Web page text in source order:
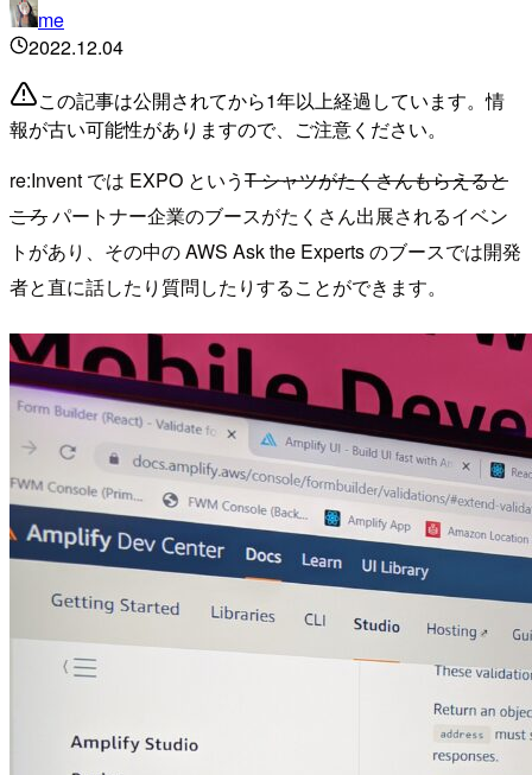
me
2022.12.04
この記事は公開されてから1年以上経過しています。情
報が古い可能性がありますので、ご注意ください。
re:Invent では EXPO というT シャツがたくさんもらえると
ころパートナー企業のブースがたくさん出展されるイベン
トがあり、その中の AWS Ask the Experts のブースでは開発
者と直に話したり質問したりすることができます。